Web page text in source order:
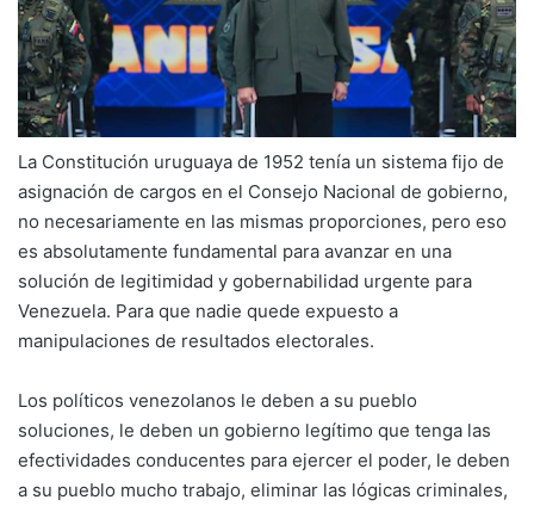
La Constitución uruguaya de 1952 tenía un sistema fijo de
asignación de cargos en el Consejo Nacional de gobierno,
no necesariamente en las mismas proporciones, pero eso
es absolutamente fundamental para avanzar en una
solución de legitimidad y gobernabilidad urgente para
Venezuela. Para que nadie quede expuesto a
manipulaciones de resultados electorales.
Los políticos venezolanos le deben a su pueblo
soluciones, le deben un gobierno legítimo que tenga las
efectividades conducentes para ejercer el poder, le deben
a su pueblo mucho trabajo, eliminar las lógicas criminales,